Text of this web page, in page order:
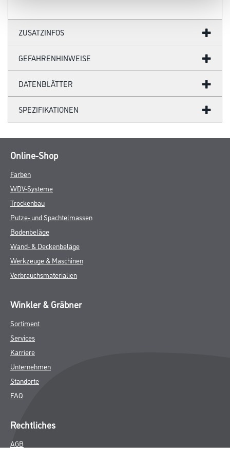
ZUSATZINFOS
GEFAHRENHINWEISE
DATENBLÄTTER
SPEZIFIKATIONEN
Online-Shop
Farben
WDV-Systeme
Trockenbau
Putze- und Spachtelmassen
Bodenbeläge
Wand- & Deckenbeläge
Werkzeuge & Maschinen
Verbrauchsmaterialien
Winkler & Gräbner
Sortiment
Services
Karriere
Unternehmen
Standorte
FAQ
Rechtliches
AGB